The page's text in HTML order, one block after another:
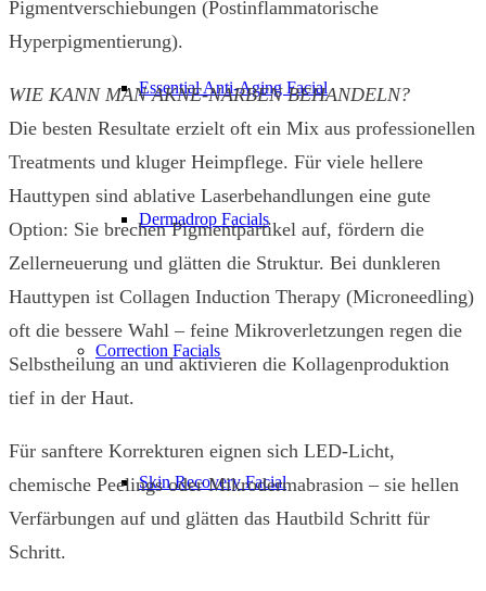
Essential Anti-Aging Facial
Dermadrop Facials
Correction Facials
Skin Recovery Facial
Pigmentverschiebungen (Postinflammatorische
Hyperpigmentierung).
WIE KANN MAN AKNE-NARBEN BEHANDELN?
Die besten Resultate erzielt oft ein Mix aus professionellen
Treatments und kluger Heimpflege. Für viele hellere
Hauttypen sind ablative Laserbehandlungen eine gute
Option: Sie brechen Pigmentpartikel auf, fördern die
Zellerneuerung und glätten die Struktur. Bei dunkleren
Hauttypen ist Collagen Induction Therapy (Microneedling)
oft die bessere Wahl – feine Mikroverletzungen regen die
Selbstheilung an und aktivieren die Kollagenproduktion
tief in der Haut.
Für sanftere Korrekturen eignen sich LED-Licht,
chemische Peelings oder Mikrodermabrasion – sie hellen
Verfärbungen auf und glätten das Hautbild Schritt für
Schritt.